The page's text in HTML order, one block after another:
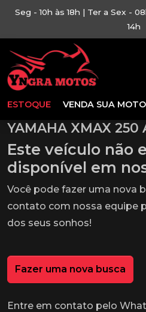
Seg - 10h às 18h | Ter a Sex -
14h
ESTOQUE VENDA SUA MOTO
YAMAHA XMAX 250
Este veículo não
disponível em
Você pode fazer uma nova
contato com nossa equipe
dos seus sonhos!
Fazer uma nova busca
Entre em contato pelo